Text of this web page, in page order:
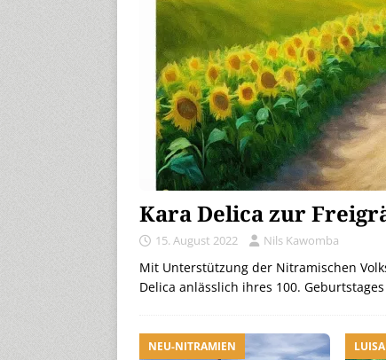
Kara Delica zur
15. August 2022 Nils Kawomba
Mit Unterstützung der Nitramischen
Delica anlässlich ihres 100.
NEU-NITRAMIEN